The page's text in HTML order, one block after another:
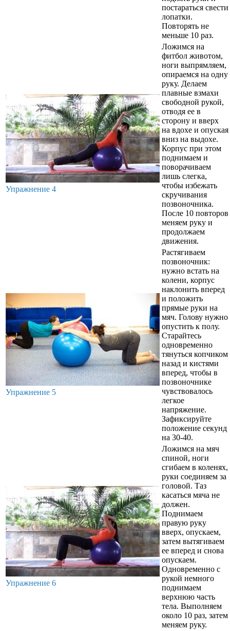
постараться свести
лопатки.
Повторять не
меньше 10 раз.
Упражнение 4
Ложимся на
фитбол животом,
ноги выпрямляем,
опираемся на одну
руку. Делаем
плавные взмахи
свободной рукой,
отводя ее в
сторону и вверх
на вдохе и опуская
вниз на выдохе.
Корпус при этом
поднимаем и
поворачиваем
лишь слегка,
чтобы избежать
скручивания
позвоночника.
После 10 повторов
меняем руку и
продолжаем
движения.
Упражнение 5
Растягиваем
позвоночник:
нужно встать на
колени, корпус
наклонить вперед
и положить
прямые руки на
мяч. Голову нужно
опустить к полу.
Старайтесь
одновременно
тянуться копчиком
назад и кистями
вперед, чтобы в
позвоночнике
чувствовалось
легкое
напряжение.
Зафиксируйте
положение секунд
на 30-40.
Упражнение 6
Ложимся на мяч
спиной, ноги
сгибаем в коленях,
руки соединяем за
головой. Таз
касаться мяча не
должен.
Поднимаем
правую руку
вверх, опускаем,
затем вытягиваем
ее вперед и снова
опускаем.
Одновременно с
рукой немного
поднимаем
верхнюю часть
тела. Выполняем
около 10 раз, затем
меняем руку.